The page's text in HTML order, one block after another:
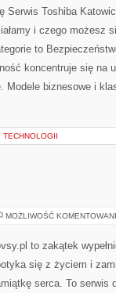
Serwis Toshiba
i czego możesz
to
koncentruje się na
Modele biznesowe i
TECHNOLOGII
MOŻLIWOŚĆ
to zakątek
się z życiem i
serca. To serwis